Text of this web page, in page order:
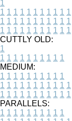
1
1 1 1 1 1 1 1 1 1 1 1
1 1 1 1 1 1 1 1 1 1 1
1 1 1 1 1 1 1 1 1 1 1
CUTTLY OLD:
1
1 1 1 1 1 1 1 1 1 1
MEDIUM:
1 1 1 1 1 1 1 1 1 1
1 1 1 1 1 1 1 1 1 1 1
1 1 1 1 1 1 1 1 1 1 1
PARALLELS:
1 1 1 1 1 1 1 1 1 1